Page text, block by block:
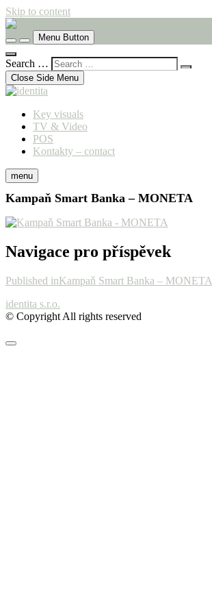
Skip to content
identita
komunikační agentura
Menu Button
Search …
Close Side Menu
Key visuals
TV & Video
POS
Kontakty – contact
menu
Kampaň Smart Banka – MONETA
Navigace pro příspěvek
Published inKampaň Smart Banka – MONETA
identita s.r.o.
© Copyright All rights reserved